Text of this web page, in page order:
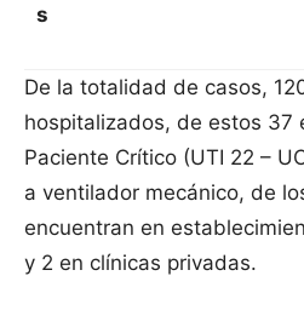
s
De la totalidad de casos,
hospitalizados, de estos 37
Paciente Crítico (UTI 22 –
a ventilador mecánico, de
encuentran en
y 2 en clínicas privadas.